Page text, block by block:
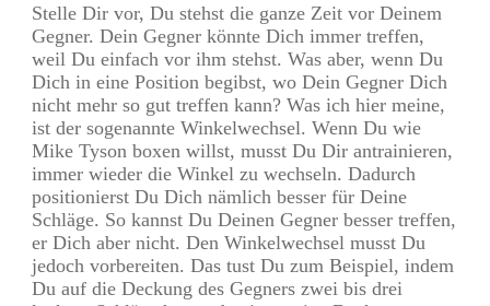
Stelle Dir vor, Du stehst die ganze Zeit vor Deinem
Gegner. Dein Gegner könnte Dich immer treffen,
weil Du einfach vor ihm stehst. Was aber, wenn Du
Dich in eine Position begibst, wo Dein Gegner Dich
nicht mehr so gut treffen kann? Was ich hier meine,
ist der sogenannte Winkelwechsel. Wenn Du wie
Mike Tyson boxen willst, musst Du Dir antrainieren,
immer wieder die Winkel zu wechseln. Dadurch
positionierst Du Dich nämlich besser für Deine
Schläge. So kannst Du Deinen Gegner besser treffen,
er Dich aber nicht. Den Winkelwechsel musst Du
jedoch vorbereiten. Das tust Du zum Beispiel, indem
Du auf die Deckung des Gegners zwei bis drei